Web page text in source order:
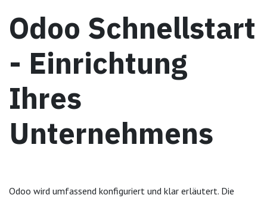
Odoo Schnellstart
- Einrichtung
Ihres
Unternehmens
Odoo wird umfassend konfiguriert und klar erläutert. Die